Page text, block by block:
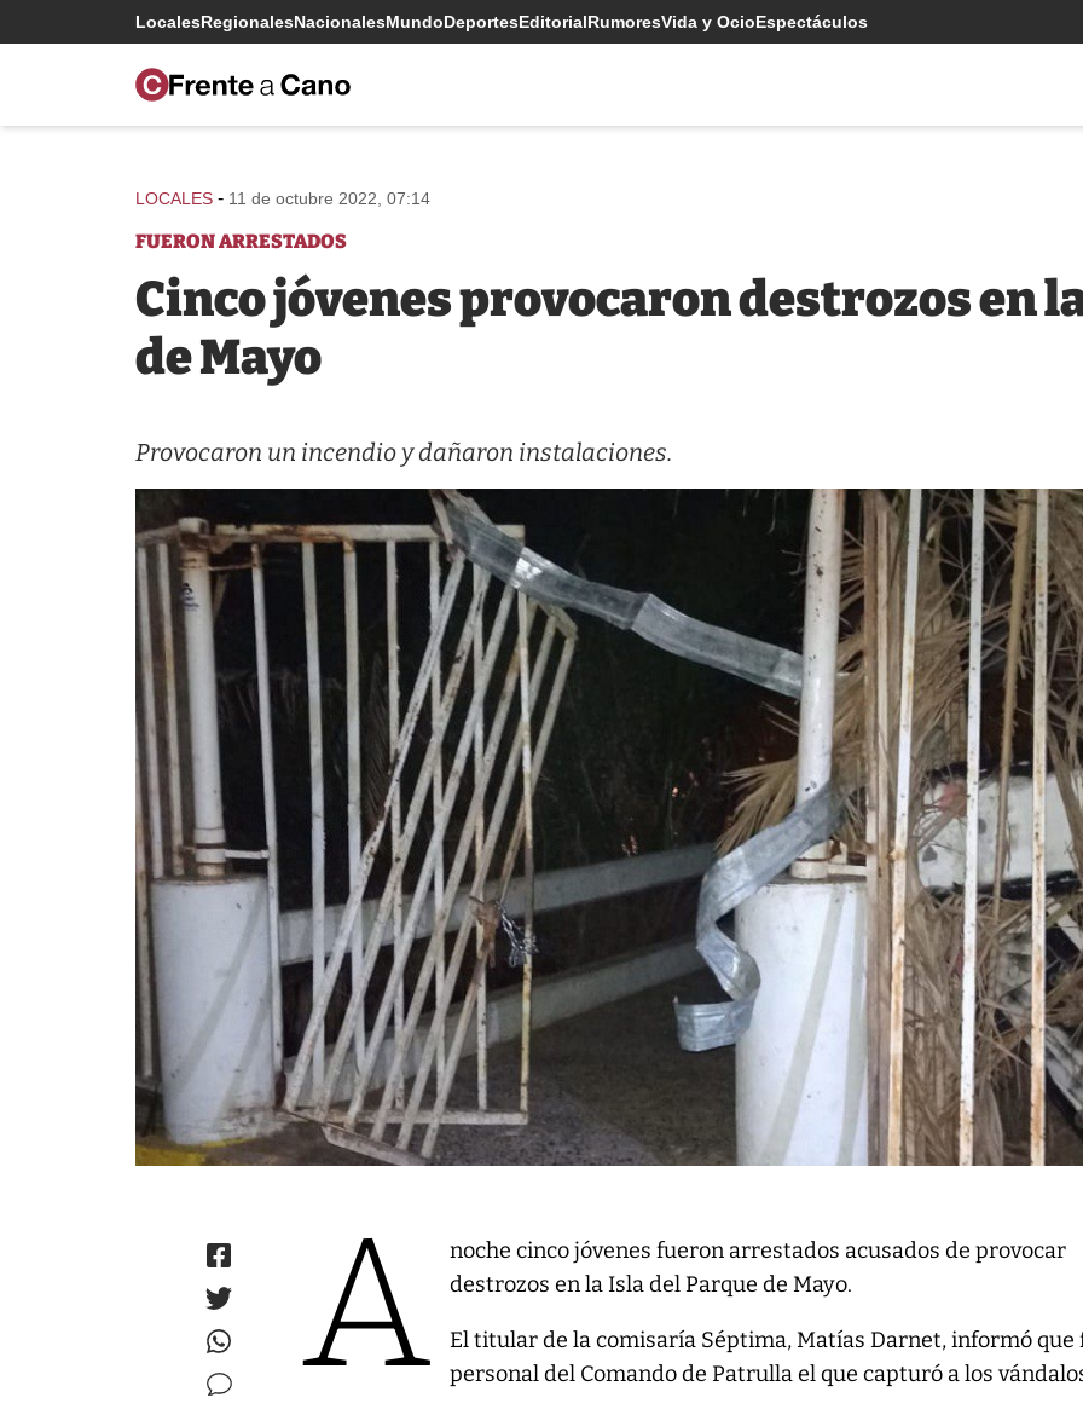
LocalesRegionalesNacionalesMundoDeportesEditorialRumoresVida y OcioEspectáculos
LOCALES - 11 de octubre 2022, 07:14
FUERON ARRESTADOS
Cinco jóvenes provocaron destrozos en
de Mayo
Provocaron un incendio y dañaron instalaciones.
A
noche cinco jóvenes fueron arrestados acusados de provocar
destrozos en la Isla del Parque de Mayo.
El titular de la comisaría Séptima, Matías Darnet, informó que
personal del Comando de Patrulla el que capturó a los